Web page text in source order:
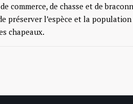
commerce, de chasse et de
préserver l’espèce et la
chapeaux.